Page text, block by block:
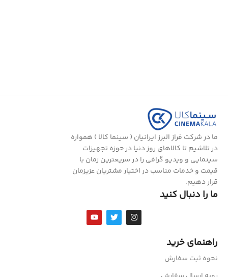
ما در شرکت فراز البرز ایرانیان ( سینما کالا ) همواره
در تلاشیم تا کالاهای روز دنیا در حوزه تجهیزات
سینمایی و ویدیو گرافی را در سریعترین زمان با
قیمت و خدمات مناسب در اختیار مشتریان عزیزمان
قرار دهیم.
ما را دنبال کنید
راهنمای خرید
نحوه ثبت سفارش